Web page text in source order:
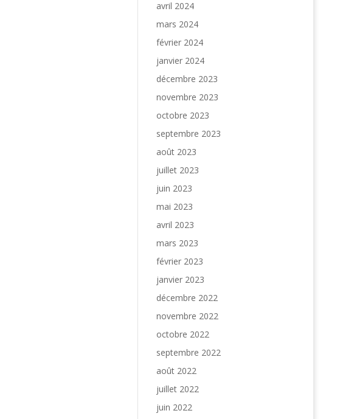
avril 2024
mars 2024
février 2024
janvier 2024
décembre 2023
novembre 2023
octobre 2023
septembre 2023
août 2023
juillet 2023
juin 2023
mai 2023
avril 2023
mars 2023
février 2023
janvier 2023
décembre 2022
novembre 2022
octobre 2022
septembre 2022
août 2022
juillet 2022
juin 2022